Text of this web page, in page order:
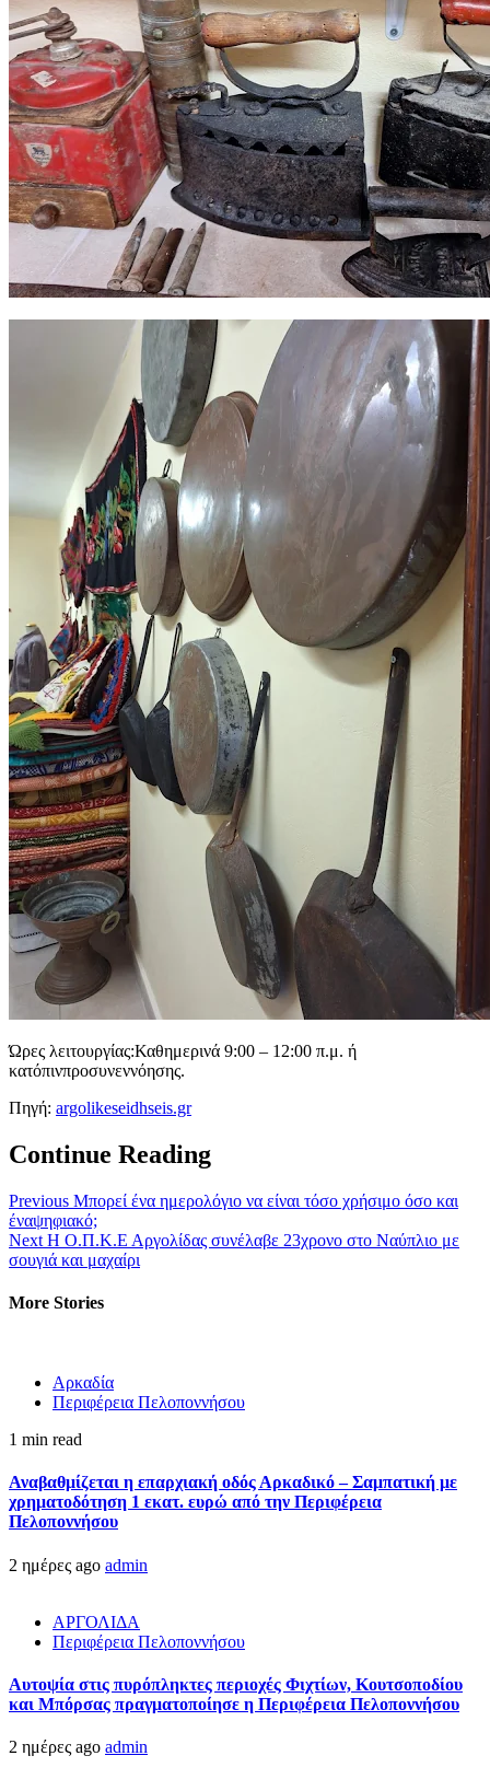
Ώρες λειτουργίας:Καθημερινά 9:00 – 12:00 π.μ. ή
κατόπινπροσυνεννόησης.
Πηγή: argolikeseidhseis.gr
Continue Reading
Previous Μπορεί ένα ημερολόγιο να είναι τόσο χρήσιμο όσο και
έναψηφιακό;
Next Η Ο.Π.Κ.Ε Αργολίδας συνέλαβε 23χρονο στο Ναύπλιο με
σουγιά και μαχαίρι
More Stories
Αρκαδία
Περιφέρεια Πελοποννήσου
1 min read
Αναβαθμίζεται η επαρχιακή οδός Αρκαδικό – Σαμπατική με
χρηματοδότηση 1 εκατ. ευρώ από την Περιφέρεια
Πελοποννήσου
2 ημέρες ago admin
ΑΡΓΟΛΙΔΑ
Περιφέρεια Πελοποννήσου
Αυτοψία στις πυρόπληκτες περιοχές Φιχτίων, Κουτσοποδίου
και Μπόρσας πραγματοποίησε η Περιφέρεια Πελοποννήσου
2 ημέρες ago admin